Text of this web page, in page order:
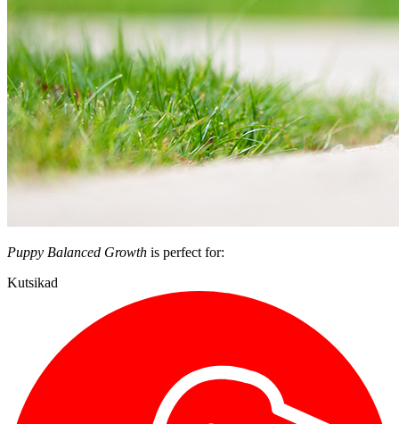
Puppy Balanced Growth is perfect for:
Kutsikad